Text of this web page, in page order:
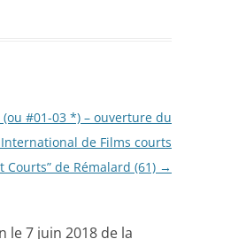
#01-03 *) – ouverture du
de Films courts
Courts” de Rémalard (61) →
le 7 juin 2018 de la